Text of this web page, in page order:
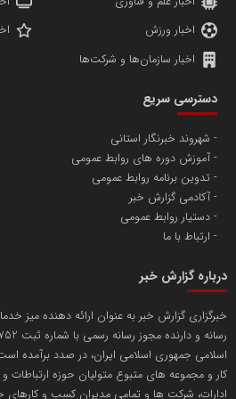
پایگاه اطلاع رسانی اعتلای نهادهای
تامین آهن اسفنجی تولیدکنندگان فولاد در
تریبون
انتشار گسترده محتوا در رسانه گزارش خبر
مسعودصادقی
اخبار ورزش
اخبار سازمان‌ها و شرکت‌ها
دسترسی سریع
شهروند خبرنگار استانی
آموزش دوره های روابط عمومی
تدوین برنامه روابط عمومی
آکادمی گزارش خبر
دستیار روابط عمومی
ارتباط با ما
درباره گزارش خبر
خبرگزاری گزارش خبر به عنوان ارائه دهنده میز
اسلامی جمهوری اسلامی ایران، در صدد برآمده
کار و مجموعه های متبوع متولیان حوزه ارتباطات
ادارات، شرکت ها و تمامی مدیران کسب و کارهای